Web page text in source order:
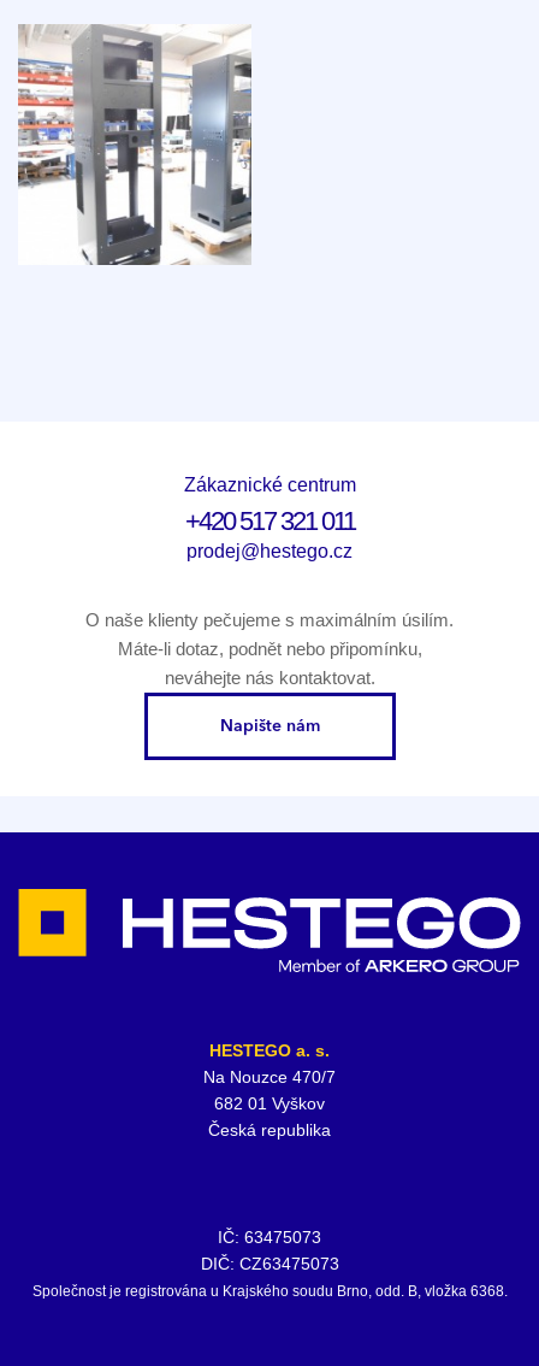
Zákaznické centrum
+420 517 321 011
prodej@hestego.cz
O naše klienty pečujeme s maximálním úsilím.
Máte-li dotaz, podnět nebo připomínku,
neváhejte nás kontaktovat.
Napište nám
HESTEGO a. s.
Na Nouzce 470/7
682 01 Vyškov
Česká republika
IČ: 63475073
DIČ: CZ63475073
Společnost je registrována u Krajského soudu Brno, odd. B, vložka 6368.